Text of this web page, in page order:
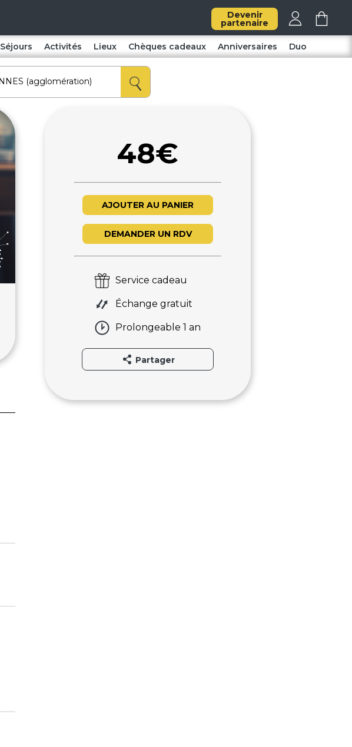
Devenir
partenaire
Séjours Activités Lieux Chèques cadeaux Anniversaires Duo
48€
AJOUTER AU PANIER
DEMANDER UN RDV
Service cadeau
Échange gratuit
Prolongeable 1 an
Partager